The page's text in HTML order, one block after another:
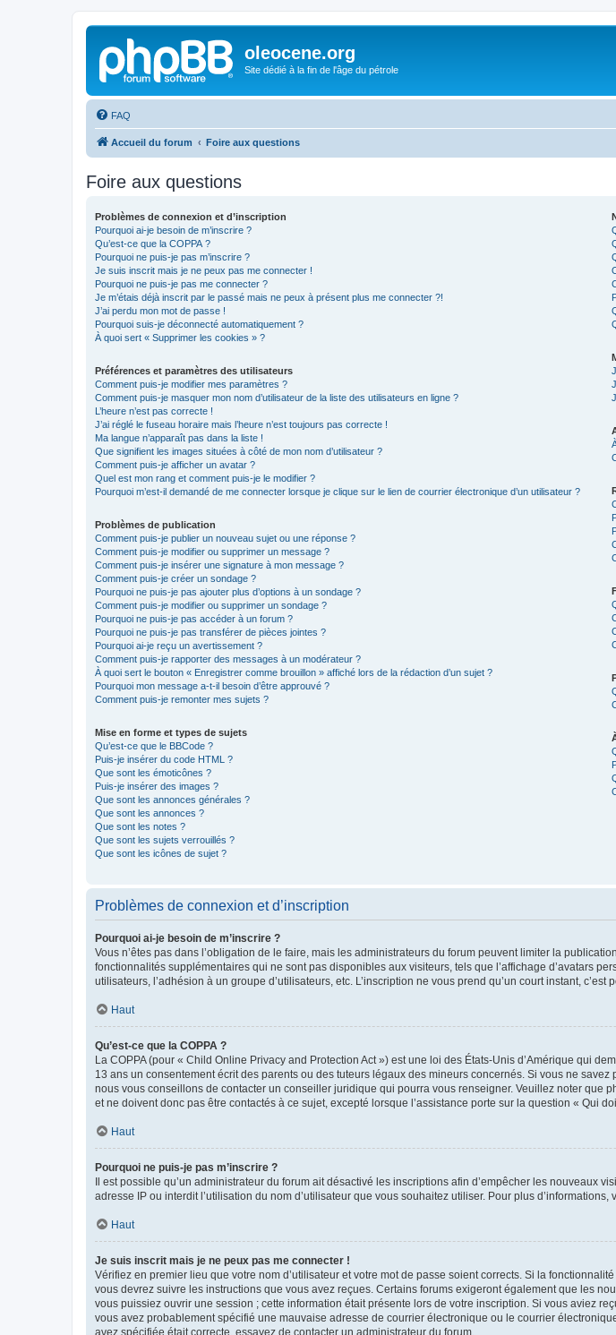
oleocene.org
Site dédié à la fin de l'âge du pétrole
FAQ
Accueil du forum Foire aux questions
Foire aux questions
Problèmes de connexion et d’inscription
Pourquoi ai-je besoin de m’inscrire ?
Qu’est-ce que la COPPA ?
Pourquoi ne puis-je pas m’inscrire ?
Je suis inscrit mais je ne peux pas me connecter !
Pourquoi ne puis-je pas me connecter ?
Je m’étais déjà inscrit par le passé mais ne peux à présent plus me connecter ?!
J’ai perdu mon mot de passe !
Pourquoi suis-je déconnecté automatiquement ?
À quoi sert « Supprimer les cookies » ?
Préférences et paramètres des utilisateurs
Comment puis-je modifier mes paramètres ?
Comment puis-je masquer mon nom d’utilisateur de la liste des utilisateurs en ligne ?
L’heure n’est pas correcte !
J’ai réglé le fuseau horaire mais l’heure n’est toujours pas correcte !
Ma langue n’apparaît pas dans la liste !
Que signifient les images situées à côté de mon nom d’utilisateur ?
Comment puis-je afficher un avatar ?
Quel est mon rang et comment puis-je le modifier ?
Pourquoi m’est-il demandé de me connecter lorsque je clique sur le lien de courrier électronique d’un utilisateur ?
Problèmes de publication
Comment puis-je publier un nouveau sujet ou une réponse ?
Comment puis-je modifier ou supprimer un message ?
Comment puis-je insérer une signature à mon message ?
Comment puis-je créer un sondage ?
Pourquoi ne puis-je pas ajouter plus d’options à un sondage ?
Comment puis-je modifier ou supprimer un sondage ?
Pourquoi ne puis-je pas accéder à un forum ?
Pourquoi ne puis-je pas transférer de pièces jointes ?
Pourquoi ai-je reçu un avertissement ?
Comment puis-je rapporter des messages à un modérateur ?
À quoi sert le bouton « Enregistrer comme brouillon » affiché lors de la rédaction d’un sujet ?
Pourquoi mon message a-t-il besoin d’être approuvé ?
Comment puis-je remonter mes sujets ?
Mise en forme et types de sujets
Qu’est-ce que le BBCode ?
Puis-je insérer du code HTML ?
Que sont les émoticônes ?
Puis-je insérer des images ?
Que sont les annonces générales ?
Que sont les annonces ?
Que sont les notes ?
Que sont les sujets verrouillés ?
Que sont les icônes de sujet ?
Problèmes de connexion et d’inscription
Pourquoi ai-je besoin de m’inscrire ?
Vous n’êtes pas dans l’obligation de le faire, mais les administrateurs du forum peuvent limiter la
fonctionnalités supplémentaires qui ne sont pas disponibles aux visiteurs, tels que l’affichage d’avatars
utilisateurs, l’adhésion à un groupe d’utilisateurs, etc. L’inscription ne vous prend qu’un court instant,
Haut
Qu’est-ce que la COPPA ?
La COPPA (pour « Child Online Privacy and Protection Act ») est une loi des États-Unis d’Amérique qui
13 ans un consentement écrit des parents ou des tuteurs légaux des mineurs concernés. Si vous ne
nous vous conseillons de contacter un conseiller juridique qui pourra vous renseigner. Veuillez noter que
et ne doivent donc pas être contactés à ce sujet, excepté lorsque l’assistance porte sur la question « Qui
Haut
Pourquoi ne puis-je pas m’inscrire ?
Il est possible qu’un administrateur du forum ait désactivé les inscriptions afin d’empêcher les nouveaux
adresse IP ou interdit l’utilisation du nom d’utilisateur que vous souhaitez utiliser. Pour plus
Haut
Je suis inscrit mais je ne peux pas me connecter !
Vérifiez en premier lieu que votre nom d’utilisateur et votre mot de passe soient corrects. Si la
vous devrez suivre les instructions que vous avez reçues. Certains forums exigeront également que les
vous puissiez ouvrir une session ; cette information était présente lors de votre inscription. Si vous aviez
vous avez probablement spécifié une mauvaise adresse de courrier électronique ou le courrier
avez spécifiée était correcte, essayez de contacter un administrateur du forum.